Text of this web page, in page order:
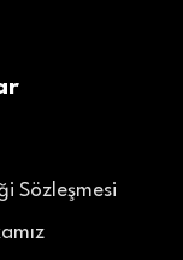
Sözleşmesi